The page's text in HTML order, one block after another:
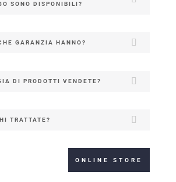
SONO DISPONIBILI?
GARANZIA HANNO?
DI PRODOTTI VENDETE?
TRATTATE?
ONLINE STORE